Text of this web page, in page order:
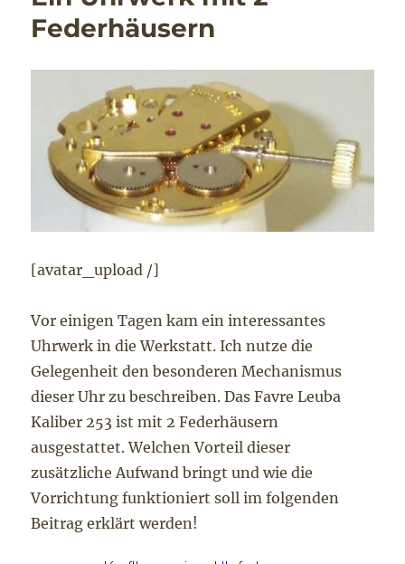
Federhäusern
[avatar_upload /]
Vor einigen Tagen kam ein interessantes
Uhrwerk in die Werkstatt. Ich nutze die
Gelegenheit den besonderen Mechanismus
dieser Uhr zu beschreiben. Das Favre Leuba
Kaliber 253 ist mit 2 Federhäusern
ausgestattet. Welchen Vorteil dieser
zusätzliche Aufwand bringt und wie die
Vorrichtung funktioniert soll im folgenden
Beitrag erklärt werden!